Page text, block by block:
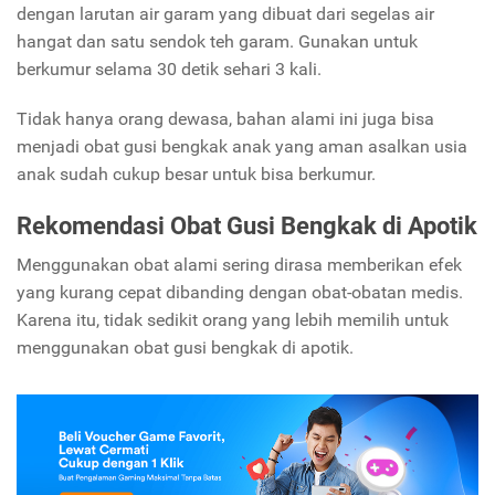
dengan larutan air garam yang dibuat dari segelas air
hangat dan satu sendok teh garam. Gunakan untuk
berkumur selama 30 detik sehari 3 kali.
Tidak hanya orang dewasa, bahan alami ini juga bisa
menjadi obat gusi bengkak anak yang aman asalkan usia
anak sudah cukup besar untuk bisa berkumur.
Rekomendasi Obat Gusi Bengkak di Apotik
Menggunakan obat alami sering dirasa memberikan efek
yang kurang cepat dibanding dengan obat-obatan medis.
Karena itu, tidak sedikit orang yang lebih memilih untuk
menggunakan obat gusi bengkak di apotik.